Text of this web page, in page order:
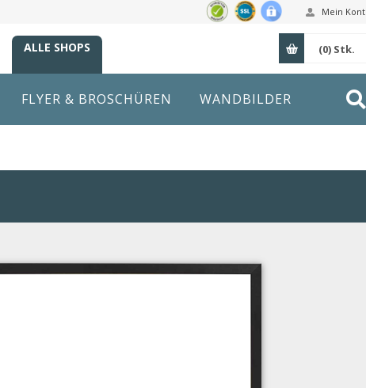
Mein
ALLE SHOPS (0) Stk.
FLYER & BROSCHÜREN WANDBILDER